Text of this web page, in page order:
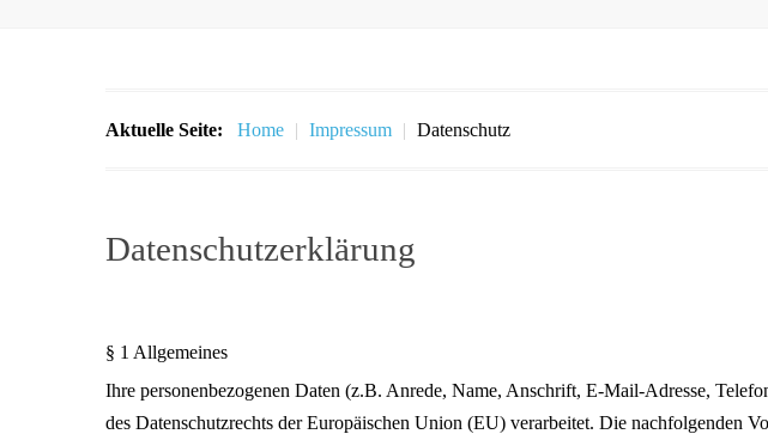
Aktuelle Seite: Home | Impressum | Datenschutz
Datenschutzerklärung
§ 1 Allgemeines
Ihre personenbezogenen Daten (z.B. Anrede, Name, Anschrift, E-Mail-Adresse,
des Datenschutzrechts der Europäischen Union (EU) verarbeitet. Die nachfolgenden